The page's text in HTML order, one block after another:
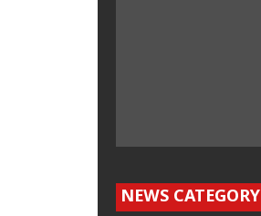
NEWS CATEGORY